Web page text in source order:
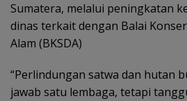
Sumatera, melalui peningkatan
dinas terkait dengan Balai
Alam (BKSDA)
“Perlindungan satwa dan hutan
jawab satu lembaga, tetapi